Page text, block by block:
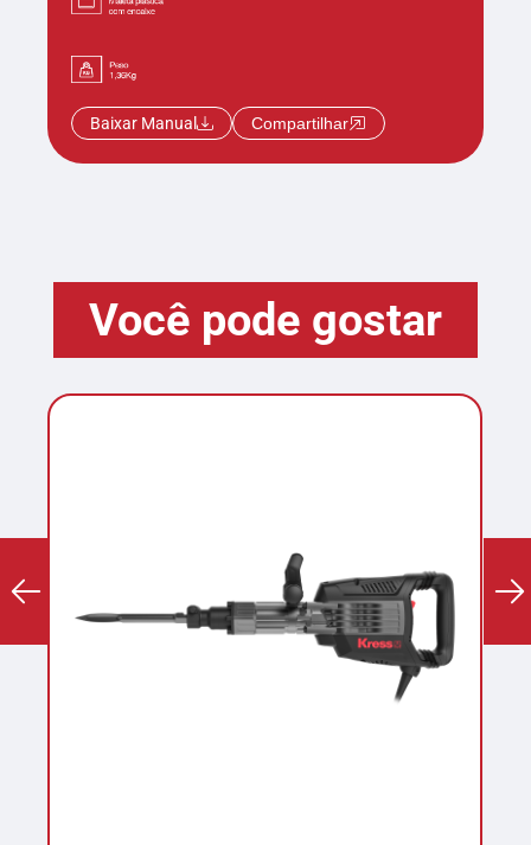
Baixar Manual Compartilhar
Você pode gostar